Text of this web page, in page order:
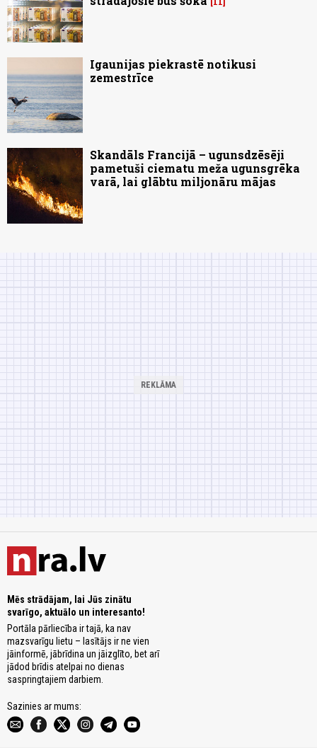
Igaunijas piekrastē notikusi
zemestrīce
Skandāls Francijā – ugunsdzēsēji
pametuši ciematu meža ugunsgrēka
varā, lai glābtu miljonāru mājas
Mēs strādājam, lai Jūs zinātu
svarīgo, aktuālo un interesanto!
Portāla pārliecība ir tajā, ka nav
mazsvarīgu lietu – lasītājs ir ne vien
jāinformē, jābrīdina un jāizglīto, bet arī
jādod brīdis atelpai no dienas
saspringtajiem darbiem.
Sazinies ar mums: